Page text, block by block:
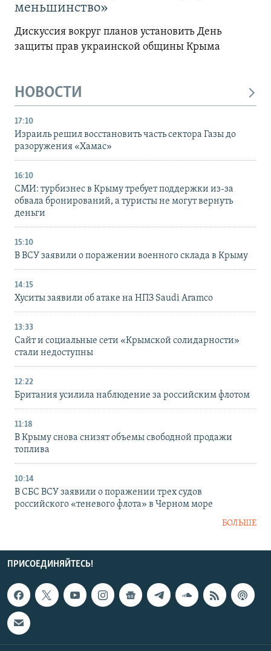
меньшинство»
Дискуссия вокруг планов установить День
защиты прав украинской общины Крыма
НОВОСТИ
17:10
Израиль решил восстановить часть сектора Газы до
разоружения «Хамас»
16:10
СМИ: турбизнес в Крыму требует поддержки из-за
обвала бронирований, а туристы не могут вернуть
деньги
15:10
В ВСУ заявили о поражении военного склада в Крыму
14:15
Хуситы заявили об атаке на НПЗ Saudi Aramco
13:33
Сайт и социальные сети «Крымской солидарности»
стали недоступны
12:22
Британия усилила наблюдение за российским флотом
11:18
В Крыму снова снизят объемы свободной продажи
топлива
10:14
В СБС ВСУ заявили о поражении трех судов
российского «теневого флота» в Черном море
БОЛЬШЕ
ПРИСОЕДИНЯЙТЕСЬ!